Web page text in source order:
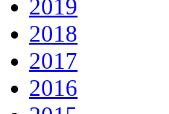
2019
2018
2017
2016